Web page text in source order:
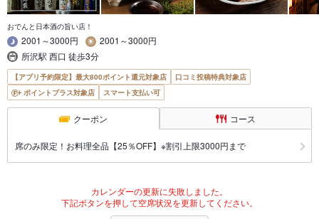
おでんと日本酒の旨い店！
2001～3000円
2001～3000円
所沢駅 西口 徒歩3分
【アプリ予約限定】最大800ポイント還元対象店
口コミ投稿特典対象店
ポイントプラス対象店
スマート支払い可
クーポン コース
席のみ限定！お料理全品【25％OFF】※割引上限3000円まで
カレンダーの更新に失敗しました。
下記ボタンを押して空席状況を更新してください。